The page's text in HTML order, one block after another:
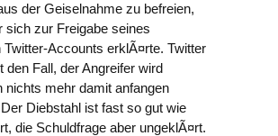
der Geiselnahme zu befreien,
sich zur Freigabe seines
Twitter-Accounts erklÃ¤rte. Twitter
den Fall, der Angreifer wird
nichts mehr damit anfangen
Diebstahl ist fast so gut wie
die Schuldfrage aber ungeklÃ¤rt.